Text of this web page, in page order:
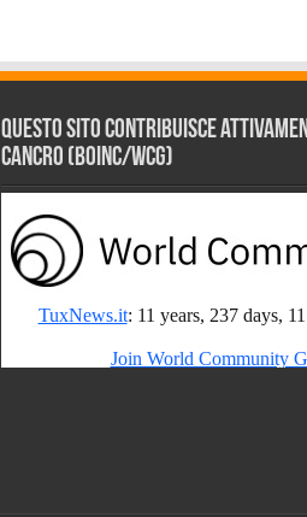
Questo sito contribuisce
Cancro (BOINC/WCG)